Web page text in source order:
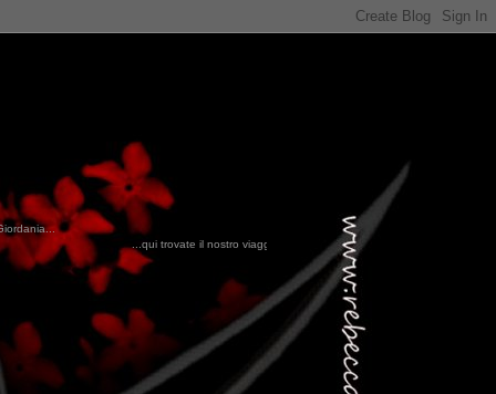
il nostro viaggio in MESSICO 2023...clikka qui !!!